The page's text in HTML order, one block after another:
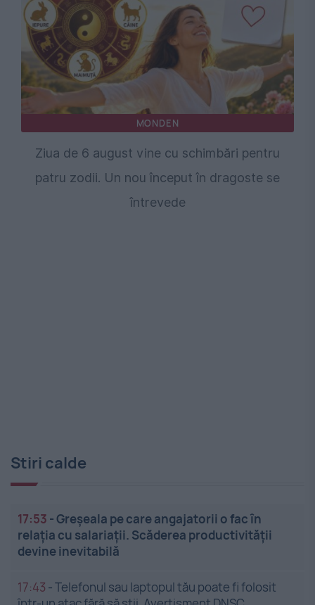
MONDEN
Ziua de 6 august vine cu schimbări pentru
patru zodii. Un nou început în dragoste se
întrevede
Stiri calde
17:53 -Greșeala pe care angajatorii o fac în
relația cu salariații. Scăderea productivității
devine inevitabilă
17:43 -Telefonul sau laptopul tău poate fi folosit